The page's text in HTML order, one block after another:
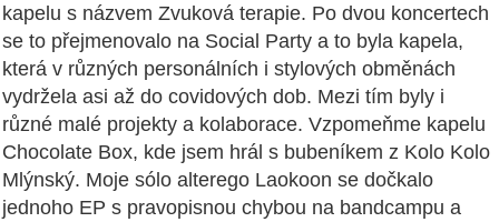
kapelu s názvem Zvuková terapie. Po dvou koncertech
se to přejmenovalo na Social Party a to byla kapela,
která v různých personálních i stylových obměnách
vydržela asi až do covidových dob. Mezi tím byly i
různé malé projekty a kolaborace. Vzpomeňme kapelu
Chocolate Box, kde jsem hrál s bubeníkem z Kolo Kolo
Mlýnský. Moje sólo alterego Laokoon se dočkalo
jednoho EP s pravopisnou chybou na bandcampu a